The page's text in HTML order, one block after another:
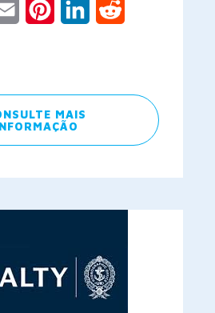
Email PinterestLinkedIn
MAIS